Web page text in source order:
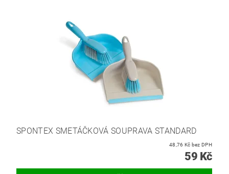
SPONTEX SMETÁČKOVÁ SOUPRAVA STANDARD
48,76 Kč bez DPH
59 Kč